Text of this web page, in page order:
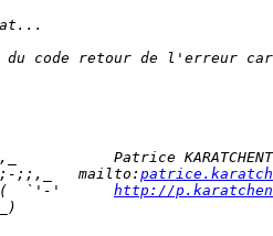
;;,_   mailto:
(  `'-'
http://